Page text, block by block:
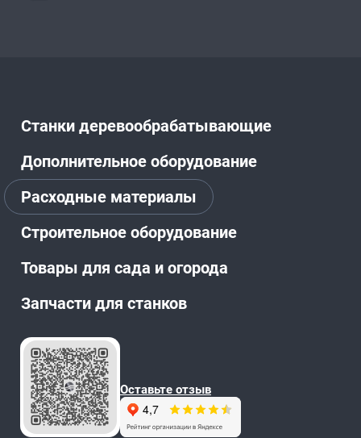
Станки деревообрабатывающие
Дополнительное оборудование
Расходные материалы
Строительное оборудование
Товары для сада и огорода
Запчасти для станков
Оставьте отзыв